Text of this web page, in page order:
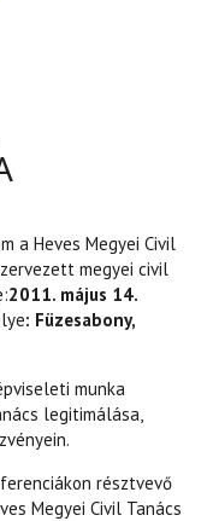
a Heves Megyei Civil
megyei civil
2011. május 14.
: Füzesabony,
munka
legitimálása,
résztvevő
Megyei Civil Tanács